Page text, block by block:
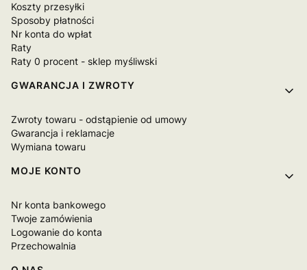
Koszty przesyłki
Sposoby płatności
Nr konta do wpłat
Raty
Raty 0 procent - sklep myśliwski
GWARANCJA I ZWROTY
Zwroty towaru - odstąpienie od umowy
Gwarancja i reklamacje
Wymiana towaru
MOJE KONTO
Nr konta bankowego
Twoje zamówienia
Logowanie do konta
Przechowalnia